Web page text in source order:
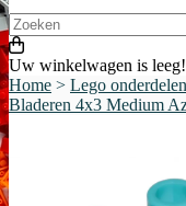
Uw winkelwagen is leeg!
Home > Lego onderdelen
Bladeren 4x3 Medium